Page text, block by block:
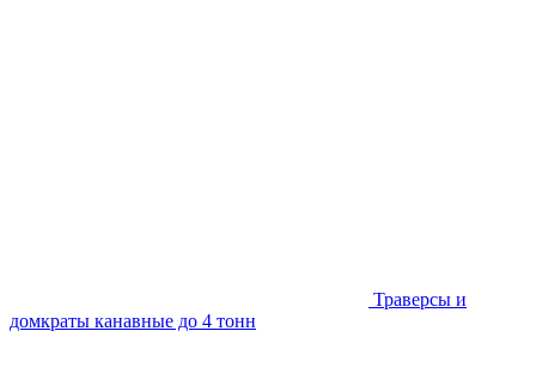
Траверсы и
домкраты канавные до 4 тонн